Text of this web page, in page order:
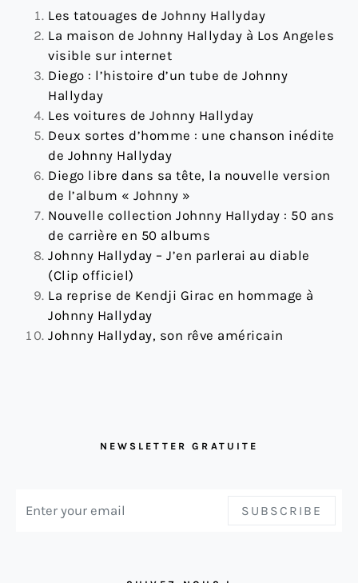
Les tatouages de Johnny Hallyday
La maison de Johnny Hallyday à Los Angeles
visible sur internet
Diego : l’histoire d’un tube de Johnny
Hallyday
Les voitures de Johnny Hallyday
Deux sortes d’homme : une chanson inédite
de Johnny Hallyday
Diego libre dans sa tête, la nouvelle version
de l’album « Johnny »
Nouvelle collection Johnny Hallyday : 50 ans
de carrière en 50 albums
Johnny Hallyday – J’en parlerai au diable
(Clip officiel)
La reprise de Kendji Girac en hommage à
Johnny Hallyday
Johnny Hallyday, son rêve américain
NEWSLETTER GRATUITE
SUBSCRIBE